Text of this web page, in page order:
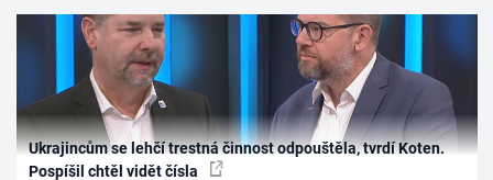
Ukrajincům se lehčí trestná činnost odpouštěla, tvrdí Koten.
Pospíšil chtěl vidět čísla